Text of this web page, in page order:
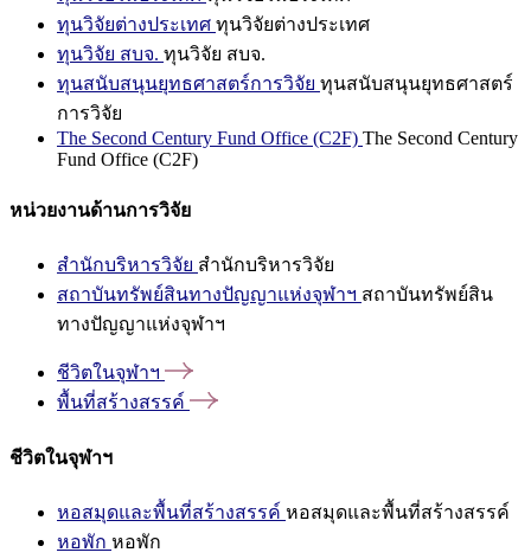
ทุนวิจัยต่างประเทศ ทุนวิจัยต่างประเทศ
ทุนวิจัย สบจ. ทุนวิจัย สบจ.
ทุนสนับสนุนยุทธศาสตร์การวิจัย ทุนสนับสนุนยุทธศาสตร์
การวิจัย
The Second Century Fund Office (C2F) The Second Century
Fund Office (C2F)
หน่วยงานด้านการวิจัย
สำนักบริหารวิจัย สำนักบริหารวิจัย
สถาบันทรัพย์สินทางปัญญาแห่งจุฬาฯ สถาบันทรัพย์สิน
ทางปัญญาแห่งจุฬาฯ
ชีวิตในจุฬาฯ
พื้นที่สร้างสรรค์
ชีวิตในจุฬาฯ
หอสมุดและพื้นที่สร้างสรรค์ หอสมุดและพื้นที่สร้างสรรค์
หอพัก หอพัก